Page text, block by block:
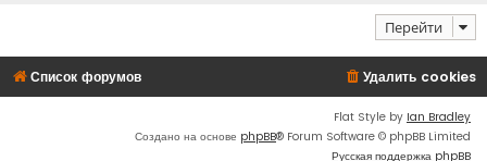
Перейти
Список форумов Удалить cookies
Flat Style by Ian Bradley
Создано на основе phpBB® Forum Software © phpBB Limited
Русская поддержка phpBB